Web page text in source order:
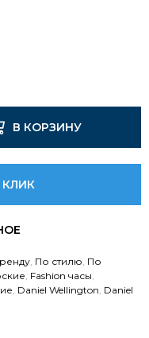
В КОРЗИНУ
По стилю По
Fashion часы
Daniel Wellington Daniel